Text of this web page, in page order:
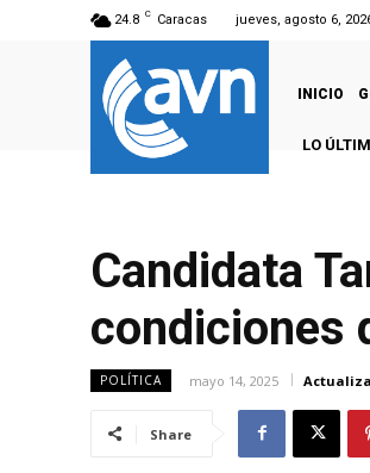
24.8 C Caracas jueves, agosto 6,
INICIO
LO
Candidata
condiciones
POLÍTICA mayo 14, 2025
Share